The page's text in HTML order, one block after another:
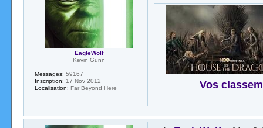
Vos
EagleWolf
Kevin Gunn
Messages: 59167
Inscription: 17 Nov 2012
Localisation: Far Beyond Here